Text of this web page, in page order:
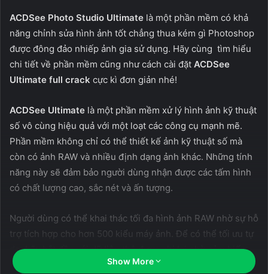
ACDSee Photo Studio Ultimate là một phần mềm có khả
năng chỉnh sửa hình ảnh tốt chẳng thua kém gì Photoshop
được đông đảo nhiếp ảnh gia sử dụng. Hãy cùng tìm hiểu
chi tiết về phần mềm cũng như cách cài đặt ACDSee
Ultimate full crack cực kì đơn giản nhé!
ACDSee Ultimate là một phần mềm xử lý hình ảnh kỹ thuật
số vô cùng hiệu quả với một loạt các công cụ mạnh mẽ.
Phần mềm không chỉ có thể thiết kế ảnh kỹ thuật số mà
còn có ảnh RAW và nhiều định dạng ảnh khác. Những tính
năng này sẽ đảm bảo người dùng nhận được các tấm hình
có chất lượng cao, sắc nét và ấn tượng.
Người dùng có thể khai thác tối đa hình ảnh RAW nhờ sự hỗ
trợ tích hợp cho hơn 500 kiểu máy ảnh. Để có thể tối ưu tự
do, hãy bắt đầu với dữ liệu thô được ghi lại nhờ cảm biến
của máy ảnh và sửa đổi theo ý muốn của mình.
Show More